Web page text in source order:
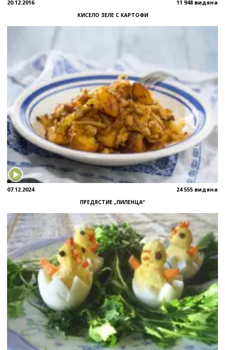
20.12.2016 11 948 видяна
КИСЕЛО ЗЕЛЕ С КАРТОФИ
07.12.2024 24 555 видяна
ПРЕДЯСТИЕ „ПИЛЕНЦА“